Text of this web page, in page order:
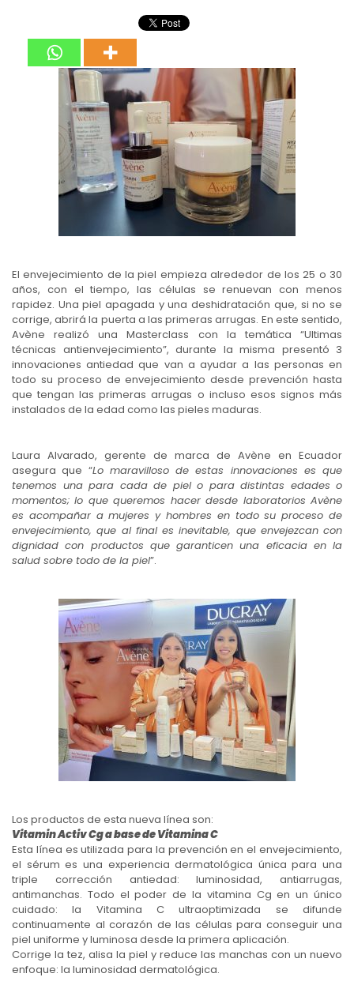
El envejecimiento de la piel empieza alrededor de los 25 o 30
años, con el tiempo, las células se renuevan con menos
rapidez. Una piel apagada y una deshidratación que, si no se
corrige, abrirá la puerta a las primeras arrugas. En este sentido,
Avène realizó una Masterclass con la temática “Ultimas
técnicas antienvejecimiento”, durante la misma presentó 3
innovaciones antiedad que van a ayudar a las personas en
todo su proceso de envejecimiento desde prevención hasta
que tengan las primeras arrugas o incluso esos signos más
instalados de la edad como las pieles maduras.
Laura Alvarado, gerente de marca de Avène en Ecuador
asegura que “Lo maravilloso de estas innovaciones es que
tenemos una para cada de piel o para distintas edades o
momentos; lo que queremos hacer desde laboratorios Avène
es acompañar a mujeres y hombres en todo su proceso de
envejecimiento, que al final es inevitable, que envejezcan con
dignidad con productos que garanticen una eficacia en la
salud sobre todo de la piel”.
Los productos de esta nueva línea son:
Vitamin Activ Cg a base de Vitamina C
Esta línea es utilizada para la prevención en el envejecimiento,
el sérum es una experiencia dermatológica única para una
triple corrección antiedad: luminosidad, antiarrugas,
antimanchas. Todo el poder de la vitamina Cg en un único
cuidado: la Vitamina C ultraoptimizada se difunde
continuamente al corazón de las células para conseguir una
piel uniforme y luminosa desde la primera aplicación.
Corrige la tez, alisa la piel y reduce las manchas con un nuevo
enfoque: la luminosidad dermatológica.